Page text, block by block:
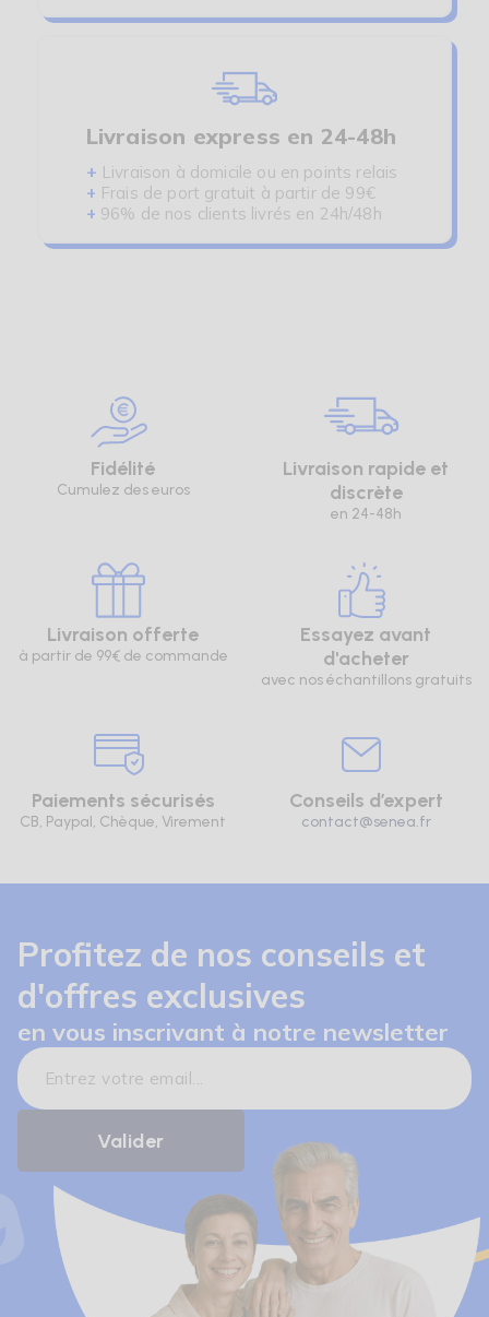
Livraison express en 24-48h
+ Livraison à domicile ou en points relais
+ Frais de port gratuit à partir de 99€
+ 96% de nos clients livrés en 24h/48h
Fidélité
Cumulez des euros
Livraison rapide et
discrète
en 24-48h
Livraison offerte
à partir de 99€ de commande
Essayez avant
d'acheter
avec nos échantillons gratuits
Paiements sécurisés
CB, Paypal, Chèque, Virement
Conseils d’expert
contact@senea.fr
Profitez de nos conseils et
d'offres exclusives
en vous inscrivant à notre newsletter